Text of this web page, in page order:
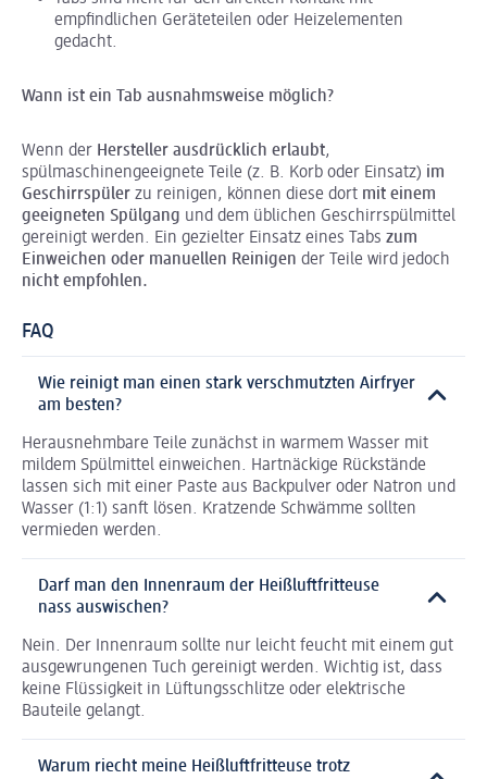
empfindlichen Geräteteilen oder Heizelementen
gedacht.
Wann ist ein Tab ausnahmsweise möglich?
Wenn der Hersteller ausdrücklich erlaubt,
spülmaschinengeeignete Teile (z. B. Korb oder Einsatz) im
Geschirrspüler zu reinigen, können diese dort mit einem
geeigneten Spülgang und dem üblichen Geschirrspülmittel
gereinigt werden. Ein gezielter Einsatz eines Tabs zum
Einweichen oder manuellen Reinigen der Teile wird jedoch
nicht empfohlen.
FAQ
Wie reinigt man einen stark verschmutzten Airfryer
am besten?
Herausnehmbare Teile zunächst in warmem Wasser mit
mildem Spülmittel einweichen. Hartnäckige Rückstände
lassen sich mit einer Paste aus Backpulver oder Natron und
Wasser (1:1) sanft lösen. Kratzende Schwämme sollten
vermieden werden.
Darf man den Innenraum der Heißluftfritteuse
nass auswischen?
Nein. Der Innenraum sollte nur leicht feucht mit einem gut
ausgewrungenen Tuch gereinigt werden. Wichtig ist, dass
keine Flüssigkeit in Lüftungsschlitze oder elektrische
Bauteile gelangt.
Warum riecht meine Heißluftfritteuse trotz